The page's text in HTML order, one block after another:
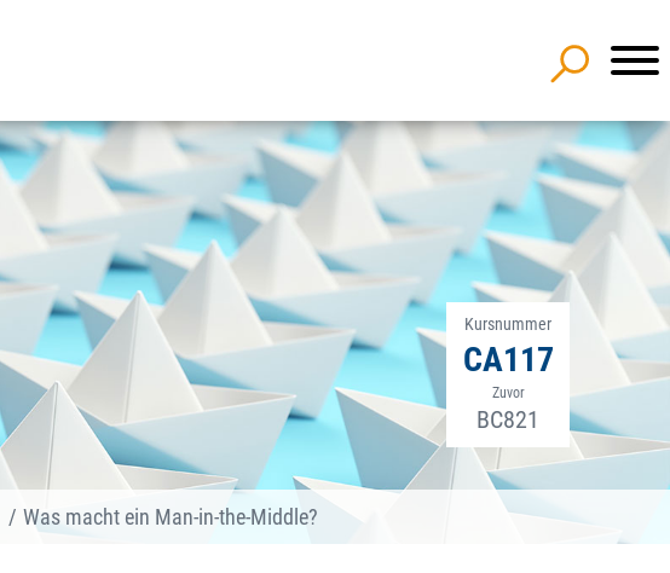
Kursnummer
CA117
Zuvor
BC821
Was macht ein Man-in-the-Middle?